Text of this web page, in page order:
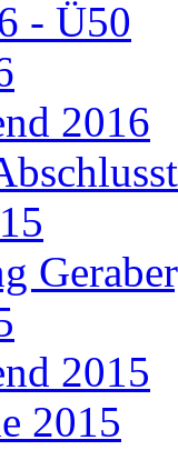
- Ü50
2016
2015
2015